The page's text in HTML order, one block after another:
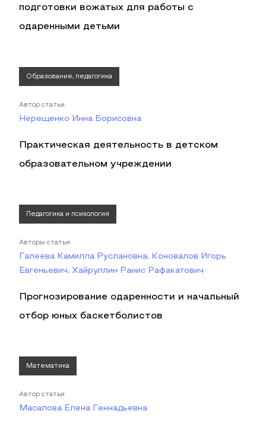
подготовки вожатых для работы с
одаренными детьми
Образование, педагогика
Автор статьи
Нерещенко Инна Борисовна
Практическая деятельность в детском
образовательном учреждении
Педагогика и психология
Авторы статьи
Галеева Камилла Руслановна, Коновалов Игорь
Евгеньевич, Хайруллин Ранис Рафакатович
Прогнозирование одаренности и начальный
отбор юных баскетболистов
Математика
Автор статьи
Масалова Елена Геннадьевна